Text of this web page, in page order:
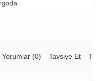
Yorumlar (0) Tavsiye Et